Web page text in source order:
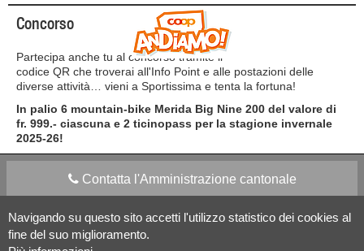
Navigando su questo sito accetti l'utilizzo statistico dei cookies al
fine del suo miglioramento.
Concorso
Partecipa anche tu al concorso tramite il
codice QR che troverai all'Info Point e alle postazioni delle
diverse attività… vieni a Sportissima e tenta la fortuna!
In palio 6 mountain-bike Merida Big Nine 200 del valore di
fr. 999.- ciascuna e 2 ticinopass per la stagione invernale
2025-26!
Contatta l'Amministrazione cantonale
Apps Mobile Social media